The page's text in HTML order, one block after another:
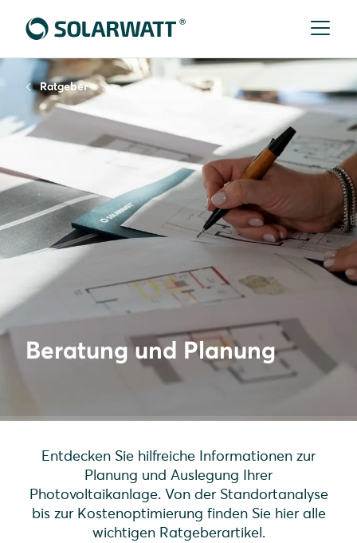
Ratgeber
Beratung und Planung
Entdecken Sie hilfreiche Informationen zur
Planung und Auslegung Ihrer
Photovoltaikanlage. Von der Standortanalyse
bis zur Kostenoptimierung finden Sie hier alle
wichtigen Ratgeberartikel.